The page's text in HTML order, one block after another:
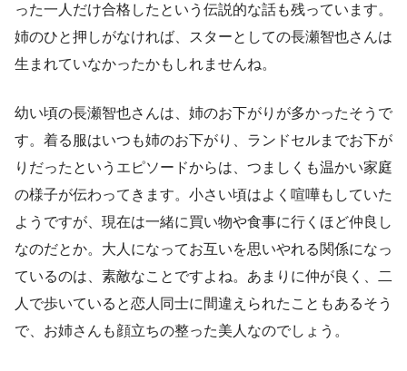
った一人だけ合格したという伝説的な話も残っています。
姉のひと押しがなければ、スターとしての長瀬智也さんは
生まれていなかったかもしれませんね。
幼い頃の長瀬智也さんは、姉のお下がりが多かったそうで
す。着る服はいつも姉のお下がり、ランドセルまでお下が
りだったというエピソードからは、つましくも温かい家庭
の様子が伝わってきます。小さい頃はよく喧嘩もしていた
ようですが、現在は一緒に買い物や食事に行くほど仲良し
なのだとか。大人になってお互いを思いやれる関係になっ
ているのは、素敵なことですよね。あまりに仲が良く、二
人で歩いていると恋人同士に間違えられたこともあるそう
で、お姉さんも顔立ちの整った美人なのでしょう。